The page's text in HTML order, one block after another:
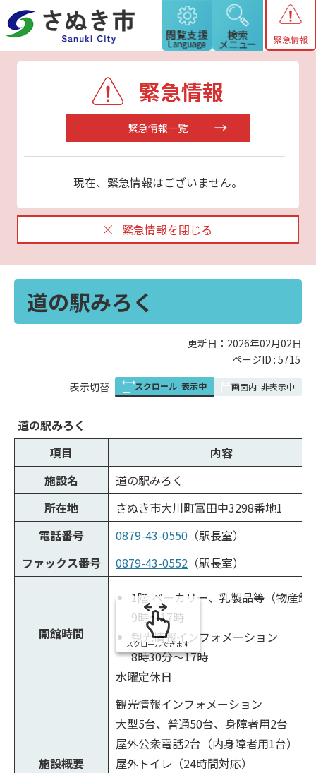
緊急情報
緊急情報
緊急情報一覧
現在、緊急情報はございません。
緊急情報を閉じる
道の駅みろく
更新日：2026年02月02日
ページID : 5715
表
み
の
表示切替 スクロール 表示中 画面内 非表示中
道の駅みろく
項目
内容
施設名
道の駅みろく
所在地
さぬき市大川町富田中3298番地1
電話番号
0879-43-0550 （駅長室）
ファックス番号
0879-43-0552 （駅長室）
開館時間
1階 ベーカリー、乳製品等（物産館
9時～17時
観光情報インフォメーション
8時30分～17時
水曜定休日
施設概要
観光情報インフォメーション
大型5台、普通50台、身障者用2台
屋外公衆電話2台（内身障者用1台）
屋外トイレ（24時間対応）
スクロールできます